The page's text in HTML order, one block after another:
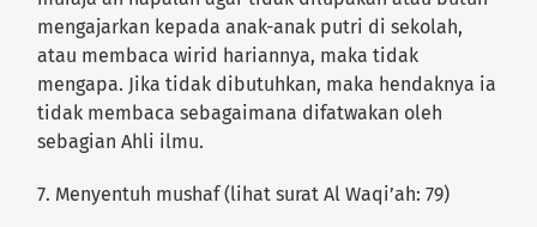
mengajarkan kepada anak-anak putri di sekolah,
atau membaca wirid hariannya, maka tidak
mengapa. Jika tidak dibutuhkan, maka hendaknya ia
tidak membaca sebagaimana difatwakan oleh
sebagian Ahli ilmu.
7. Menyentuh mushaf (lihat surat Al Waqi’ah: 79)